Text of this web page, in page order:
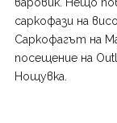
саркофази на
Саркофагът на
посещение на
Нощувка.